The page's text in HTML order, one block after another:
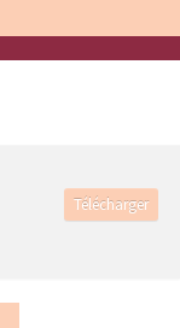
Télécharger